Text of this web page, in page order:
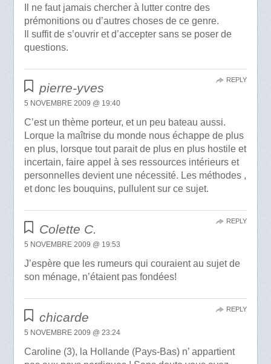
Il ne faut jamais chercher à lutter contre des
prémonitions ou d’autres choses de ce genre.
Il suffit de s’ouvrir et d’accepter sans se poser de
questions.
pierre-yves
5 NOVEMBRE 2009 @ 19:40
C’est un thème porteur, et un peu bateau aussi.
Lorque la maîtrise du monde nous échappe de plus
en plus, lorsque tout parait de plus en plus hostile et
incertain, faire appel à ses ressources intérieurs et
personnelles devient une nécessité. Les méthodes ,
et donc les bouquins, pullulent sur ce sujet.
REPLY
Colette C.
5 NOVEMBRE 2009 @ 19:53
J’espère que les rumeurs qui couraient au sujet de
son ménage, n’étaient pas fondées!
REPLY
chicarde
5 NOVEMBRE 2009 @ 23:24
Caroline (3), la Hollande (Pays-Bas) n’ appartient
REPLY